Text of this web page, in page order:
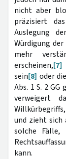
nicht aber
präzisiert
Auslegung
Würdigung
mehr
erscheinen,[7]
sein[8] oder
Abs. 1 S. 2
verweigert
und zieht sich
solche Fälle,
kann.